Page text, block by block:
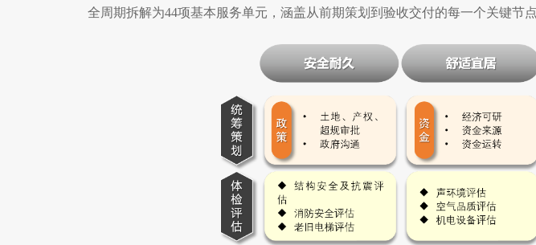
全周期拆解为44项基本服务单元，涵盖从前期策划到验收交付的每一个关键节